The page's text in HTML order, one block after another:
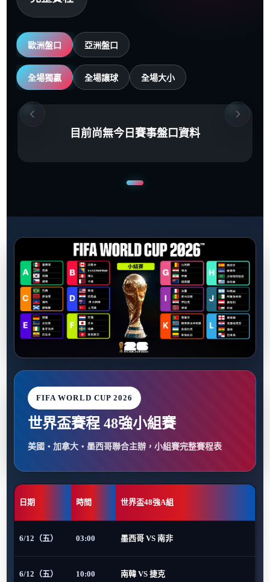
歐洲盤口 亞洲盤口
全場獨贏 全場讓球 全場大小
目前尚無今日賽事盤口資料
FIFA WORLD CUP 2026
世界盃賽程 48強小組賽
美國・加拿大・墨西哥聯合主辦，小組賽完整賽程表
日期 時間 世界盃48強A組
6/12（五） 03:00 墨西哥 VS 南非
6/12（五） 10:00 南韓 VS 捷克